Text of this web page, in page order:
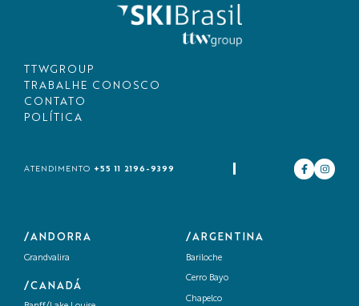
TTWGROUP
TRABALHE CONOSCO
CONTATO
POLÍTICA
ATENDIMENTO +55 11 2196-9399
/ANDORRA
Grandvalira
/CANADÁ
/ARGENTINA
Bariloche
Cerro Bayo
Chapelco